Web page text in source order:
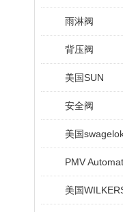
雨淋阀
背压阀
美国SUN
安全阀
美国
PMV
美国